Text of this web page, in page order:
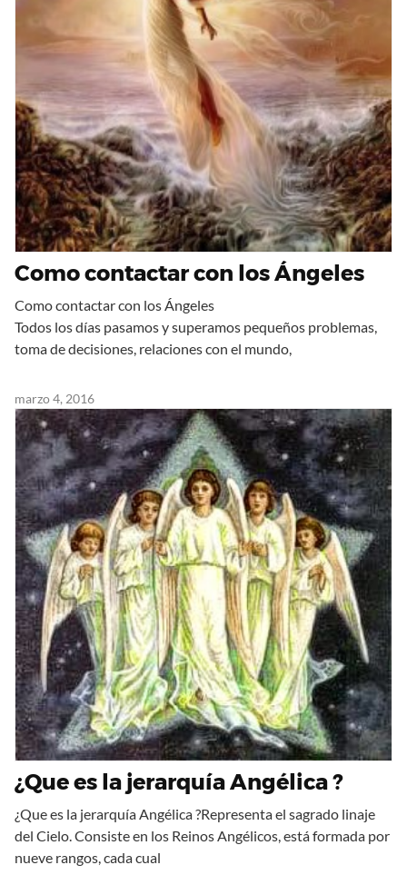
Como contactar con los Ángeles
Como contactar con los Ángeles
Todos los días pasamos y superamos pequeños problemas,
toma de decisiones, relaciones con el mundo,
marzo 4, 2016
¿Que es la jerarquía Angélica ?
¿Que es la jerarquía Angélica ?Representa el sagrado linaje
del Cielo. Consiste en los Reinos Angélicos, está formada por
nueve rangos, cada cual